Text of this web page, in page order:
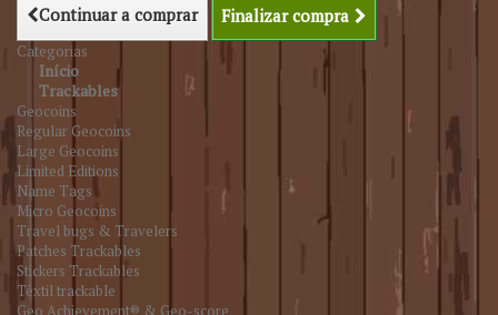
Continuar a comprar Finalizar compra
Categorias
Início
Trackables
Geocoins
Regular Geocoins
Large Geocoins
Limited Editions
Name Tags
Micro Geocoins
Travel bugs & Travelers
Patches Trackables
Stickers Trackables
Têxtil trackable
Geo Achievement® & Geo-score